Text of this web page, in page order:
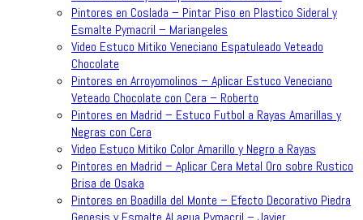
Pintores en Coslada – Pintar Piso en Plastico Sideral y
Esmalte Pymacril – Mariangeles
Video Estuco Mitiko Veneciano Espatuleado Veteado
Chocolate
Pintores en Arroyomolinos – Aplicar Estuco Veneciano
Veteado Chocolate con Cera – Roberto
Pintores en Madrid – Estuco Futbol a Rayas Amarillas y
Negras con Cera
Video Estuco Mitiko Color Amarillo y Negro a Rayas
Pintores en Madrid – Aplicar Cera Metal Oro sobre Rustico
Brisa de Osaka
Pintores en Boadilla del Monte – Efecto Decorativo Piedra